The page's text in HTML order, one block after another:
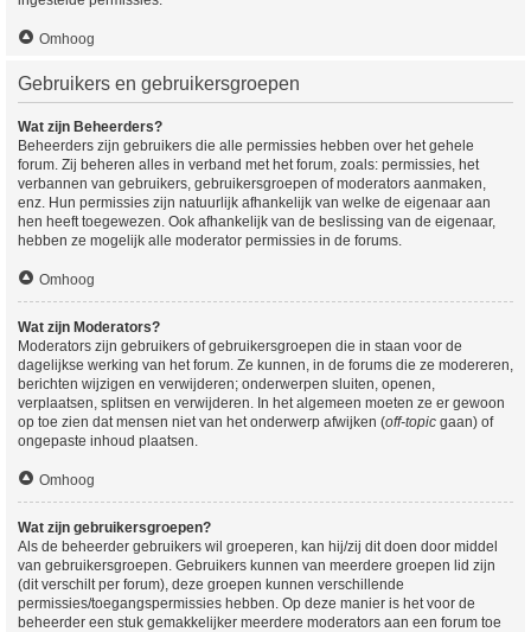
Omhoog
Gebruikers en gebruikersgroepen
Wat zijn Beheerders?
Beheerders zijn gebruikers die alle permissies hebben over het gehele
forum. Zij beheren alles in verband met het forum, zoals: permissies, het
verbannen van gebruikers, gebruikersgroepen of moderators aanmaken,
enz. Hun permissies zijn natuurlijk afhankelijk van welke de eigenaar aan
hen heeft toegewezen. Ook afhankelijk van de beslissing van de eigenaar,
hebben ze mogelijk alle moderator permissies in de forums.
Omhoog
Wat zijn Moderators?
Moderators zijn gebruikers of gebruikersgroepen die in staan voor de
dagelijkse werking van het forum. Ze kunnen, in de forums die ze modereren,
berichten wijzigen en verwijderen; onderwerpen sluiten, openen,
verplaatsen, splitsen en verwijderen. In het algemeen moeten ze er gewoon
op toe zien dat mensen niet van het onderwerp afwijken (off-topic gaan) of
ongepaste inhoud plaatsen.
Omhoog
Wat zijn gebruikersgroepen?
Als de beheerder gebruikers wil groeperen, kan hij/zij dit doen door middel
van gebruikersgroepen. Gebruikers kunnen van meerdere groepen lid zijn
(dit verschilt per forum), deze groepen kunnen verschillende
permissies/toegangspermissies hebben. Op deze manier is het voor de
beheerder een stuk gemakkelijker meerdere moderators aan een forum toe